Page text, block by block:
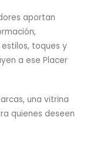
aportan
toques y
a ese Placer
una vitrina
quienes deseen